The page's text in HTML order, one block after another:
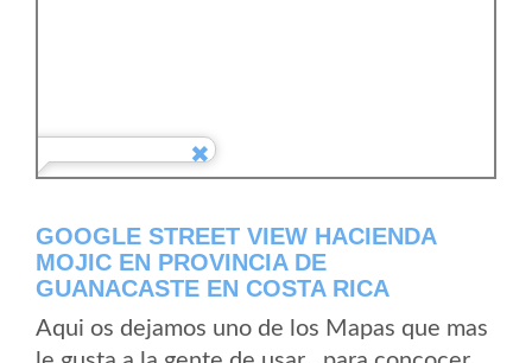
GOOGLE STREET VIEW HACIENDA
MOJIC EN PROVINCIA DE
GUANACASTE EN COSTA RICA
Aqui os dejamos uno de los Mapas que mas